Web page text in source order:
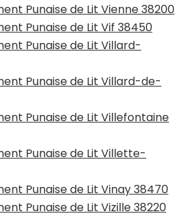
Punaise de Lit Vienne 38200
Punaise de Lit Vif 38450
Punaise de Lit Villard-
Punaise de Lit Villard-de-
Punaise de Lit Villefontaine
Punaise de Lit Villette-
Punaise de Lit Vinay 38470
Punaise de Lit Vizille 38220